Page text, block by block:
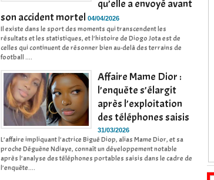
qu’elle a envoyé avant
son accident mortel 04/04/2026
Il existe dans le sport des moments qui transcendent les
résultats et les statistiques, et l’histoire de Diogo Jota est de
celles qui continuent de résonner bien au-delà des terrains de
football ....
Affaire Mame Dior :
l’enquête s’élargit
après l’exploitation
des téléphones saisis
31/03/2026
L’affaire impliquant l’actrice Bigué Diop, alias Mame Dior, et sa
proche Déguène Ndiaye, connaît un développement notable
après l’analyse des téléphones portables saisis dans le cadre de
l’enquête....